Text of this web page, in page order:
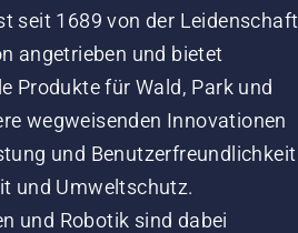
seit 1689 von der Leidenschaft
angetrieben und bietet
Produkte für Wald, Park und
wegweisenden Innovationen
und Benutzerfreundlichkeit
und Umweltschutz.
und Robotik sind dabei